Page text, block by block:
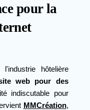
pour la
hôtelière
web pour des
indiscutable pour
MMCréation,